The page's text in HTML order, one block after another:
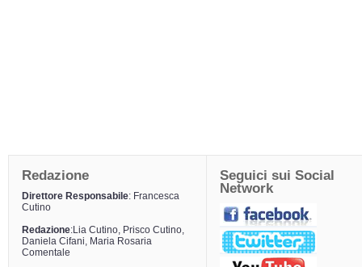
Redazione
Direttore Responsabile: Francesca
Cutino
Redazione:Lia Cutino, Prisco Cutino,
Daniela Cifani, Maria Rosaria
Comentale
Seguici sui Social
Network